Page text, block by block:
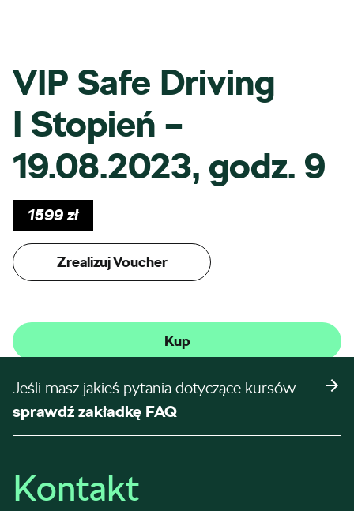
VIP Safe Driving
I Stopień –
19.08.2023, godz. 9
1599zł
Zrealizuj Voucher
Kup
Jeśli masz jakieś pytania dotyczące kursów -
sprawdź zakładkę FAQ
Kontakt